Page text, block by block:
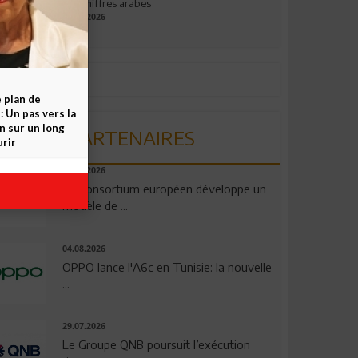
aux chiffres arabes
09.07.2026
PARTENAIRES
06.08.2026
Un consortium européen développe un
modèle de ...
04.08.2026
OPPO lance l'A6c en Tunisie: la nouvelle
29.07.2026
Le Groupe QNB poursuit l’exécution
plan de
Un pas vers la
sur un long